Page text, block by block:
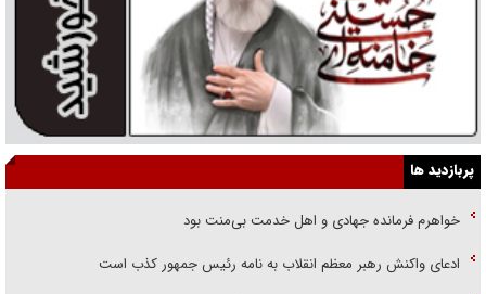
پربازدید ها
خواهرم فرمانده جهادی و اهل خدمت بی‌منت بود
ادعای واکنش رهبر معظم انقلاب به نامه رئیس جمهور کذب است